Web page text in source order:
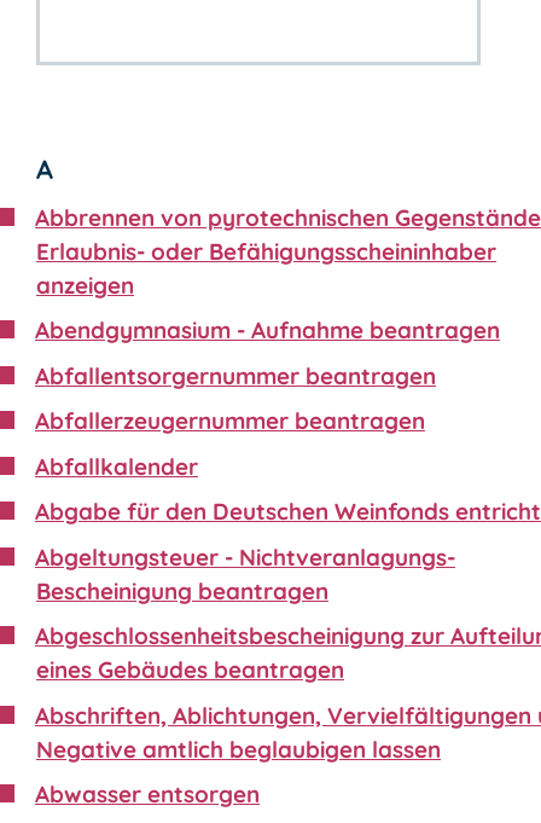
A
Abbrennen von pyrotechnischen
Erlaubnis- oder Befähigungsscheininhaber
anzeigen
Abendgymnasium - Aufnahme beantragen
Abfallentsorgernummer beantragen
Abfallerzeugernummer beantragen
Abfallkalender
Abgabe für den Deutschen Weinfonds
Abgeltungsteuer - Nichtveranlagungs-
Bescheinigung beantragen
Abgeschlossenheitsbescheinigung zur
eines Gebäudes beantragen
Abschriften, Ablichtungen, Vervielfältigungen
Negative amtlich beglaubigen lassen
Abwasser entsorgen